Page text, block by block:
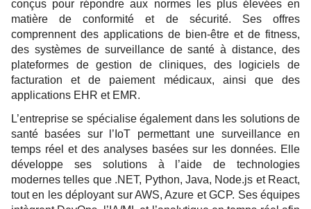
conçus pour répondre aux normes les plus élevées en
matière de conformité et de sécurité. Ses offres
comprennent des applications de bien-être et de fitness,
des systèmes de surveillance de santé à distance, des
plateformes de gestion de cliniques, des logiciels de
facturation et de paiement médicaux, ainsi que des
applications EHR et EMR.
L’entreprise se spécialise également dans les solutions de
santé basées sur l’IoT permettant une surveillance en
temps réel et des analyses basées sur les données. Elle
développe ses solutions à l’aide de technologies
modernes telles que .NET, Python, Java, Node.js et React,
tout en les déployant sur AWS, Azure et GCP. Ses équipes